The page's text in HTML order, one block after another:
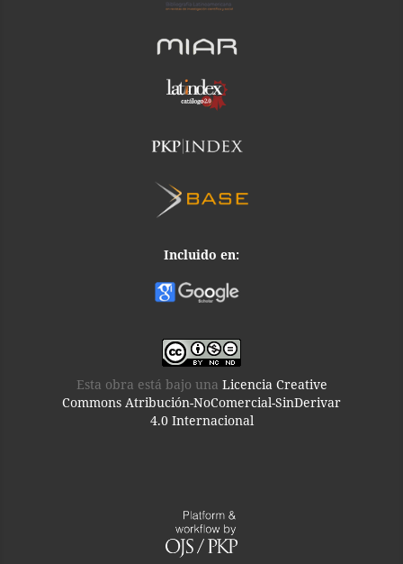
Incluido en:
Esta obra está bajo una Licencia Creative
Commons Atribución-NoComercial-SinDerivar
4.0 Internacional